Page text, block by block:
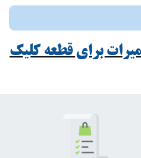
برای قطعه کلیک